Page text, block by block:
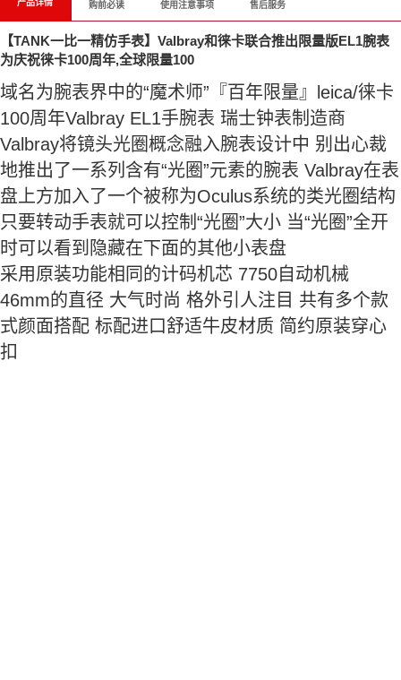
产品详情 购前必读 使用注意事项 售后服务
【TANK一比一精仿手表】Valbray和徕卡联合推出限量版EL1腕表
为庆祝徕卡100周年,全球限量100
域名为腕表界中的“魔术师”『百年限量』leica/徕卡
100周年Valbray EL1手腕表 瑞士钟表制造商
Valbray将镜头光圈概念融入腕表设计中 别出心裁
地推出了一系列含有“光圈”元素的腕表 Valbray在表
盘上方加入了一个被称为Oculus系统的类光圈结构
只要转动手表就可以控制“光圈”大小 当“光圈”全开
时可以看到隐藏在下面的其他小表盘
采用原装功能相同的计码机芯 7750自动机械
46mm的直径 大气时尚 格外引人注目 共有多个款
式颜面搭配 标配进口舒适牛皮材质 简约原装穿心
扣